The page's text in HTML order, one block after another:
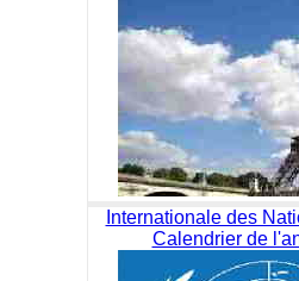
Internationale des
Calendrier de